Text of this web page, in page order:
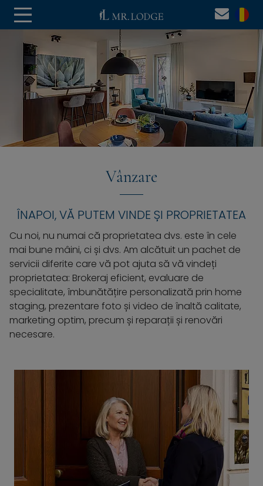
Vânzare
ÎNAPOI, VĂ PUTEM VINDE ȘI PROPRIETATEA
Cu noi, nu numai că proprietatea dvs. este în cele
mai bune mâini, ci și dvs. Am alcătuit un pachet de
servicii diferite care vă pot ajuta să vă vindeți
proprietatea: Brokeraj eficient, evaluare de
specialitate, îmbunătățire personalizată prin home
staging, prezentare foto și video de înaltă calitate,
marketing optim, precum și reparații și renovări
necesare.